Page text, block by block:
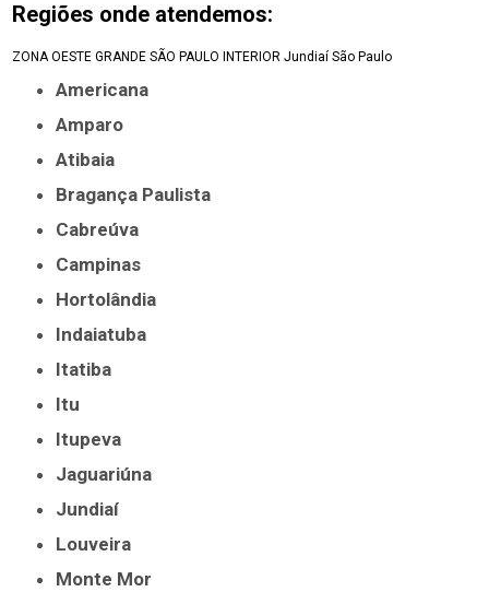
Regiões onde atendemos:
ZONA OESTE GRANDE SÃO PAULO INTERIOR Jundiaí São Paulo
Americana
Amparo
Atibaia
Bragança Paulista
Cabreúva
Campinas
Hortolândia
Indaiatuba
Itatiba
Itu
Itupeva
Jaguariúna
Jundiaí
Louveira
Monte Mor